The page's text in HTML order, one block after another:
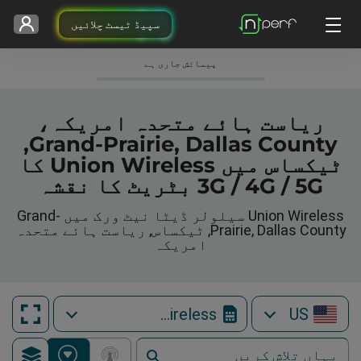
سپیڈ ٹیسٹ چلائیں
پیمائش جاری ہے
ریاست ہائے متحدہ امریکہ،
Grand-Prairie, Dallas County,
ٹیکساس میں Union Wireless کا
3G / 4G / 5G بٹریٹ کا نقشہ
Union Wireless سیلولر ڈیٹا نیٹ ورک میں Grand-
Prairie, Dallas County, ٹیکساس, ریاست ہائے متحدہ
امریکہ
US
Union Wireless